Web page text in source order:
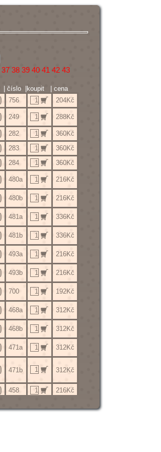
37 38 39 40 41 42 43
| číslo |koupit
| cena
756 204Kč
249 288Kč
282
360Kč
283
360Kč
284 360Kč
480a 216Kč
480b 216Kč
481a 336Kč
481b 336Kč
493a 216Kč
493b 216Kč
700 192Kč
468a 312Kč
468b 312Kč
471a 312Kč
471b 312Kč
458
216Kč